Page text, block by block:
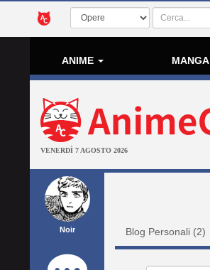
ANIME MANGA
VENERDÌ 7 AGOSTO 2026
Noir Blog Personali (2)